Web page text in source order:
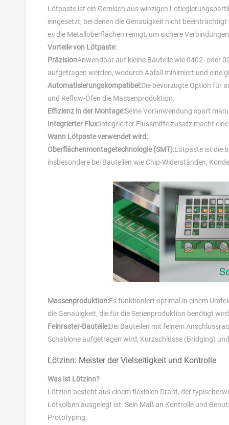
Lötpaste ist ein Gemisch aus winzigen
eingesetzt, bei denen die Genauigkeit nicht
es die Metalloberflächen reinigt, um sichere
Vorteile von Lötpaste:
PräzisionAnwendbar auf kleine Bauteile wie 0402- oder
aufgetragen werden, wodurch Abfall minimiert und eine
Automatisierungskompatibel:Die bevorzugte Option für
und Reflow-Öfen die Massenproduktion.
Effizienz in der Montage:Seine Voranwendung spart
Integrierter Flux:Integrierter Flussmittelzusatz macht
Wann Lötpaste verwendet wird:
Oberflächenmontagetechnologie (SMT):Lötpaste ist die
insbesondere bei Bauteilen wie Chip-Widerständen,
Massenproduktion:Es funktioniert optimal in einem
die Genauigkeit, die für die Serienproduktion benötigt
Feinraster-Bauteile:Bei Bauteilen mit feinem
Schablone aufgetragen wird, Kurzschlüsse (Bridging)
Lötzinn: Meister der Vielseitigkeit und Kontrolle
Was ist Lötzinn?
Lötzinn besteht aus einem flexiblen Draht, der
Lötkolben ausgelegt ist. Sein Maß an Kontrolle und
Prototyping.